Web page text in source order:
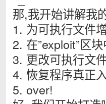
那,我开始讲解我
1. 为可执行文件
2. 在”exploit”区
3. 更改可执行文
4. 恢复程序真正
5. over!